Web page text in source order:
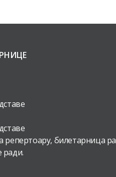
репертоару, билетарница
ради.